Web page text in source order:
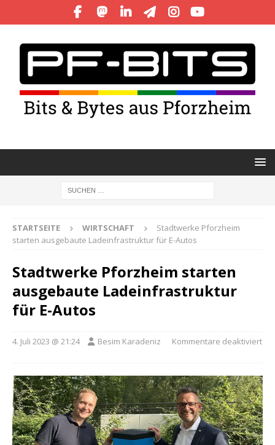
STARTSEITE WIRTSCHAFT
Stadtwerke Pforzheim
starten ausgebaute Ladeinfrastruktur für E-Autos
Stadtwerke Pforzheim starten
ausgebaute Ladeinfrastruktur
für E-Autos
4. Juli 2023 @ 21:24 Besim Karadeniz Kommentare deaktiviert